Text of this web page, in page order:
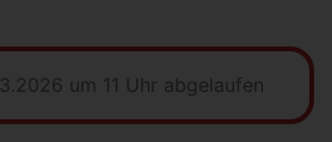
um 11 Uhr abgelaufen